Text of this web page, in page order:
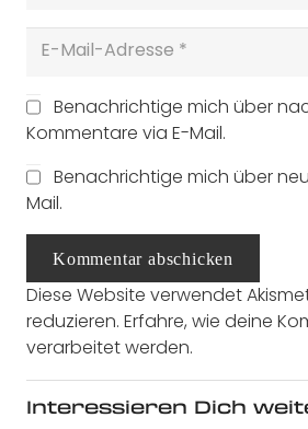
Benachrichtige mich über
Kommentare via E-Mail.
Benachrichtige mich über
Mail.
Kommentar abschicken
Diese Website verwendet
reduzieren. Erfahre, wie deine
verarbeitet werden.
Interessieren Dich